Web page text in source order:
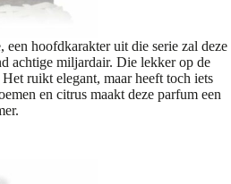
hoofdkarakter uit die serie zal deze
achtige miljardair. Die lekker op de
ruikt elegant, maar heeft toch iets
en citrus maakt deze parfum een